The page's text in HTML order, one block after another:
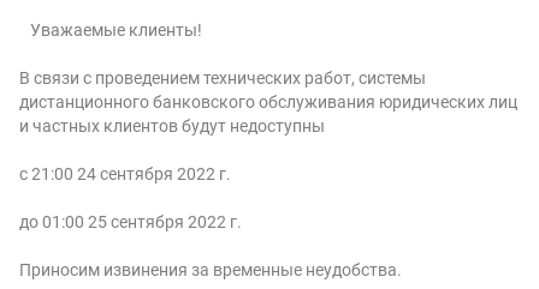
Уважаемые клиенты!
В связи с проведением технических работ, системы
дистанционного банковского обслуживания юридических лиц
и частных клиентов будут недоступны
с 21:00 24 сентября 2022 г.
до 01:00 25 сентября 2022 г.
Приносим извинения за временные неудобства.